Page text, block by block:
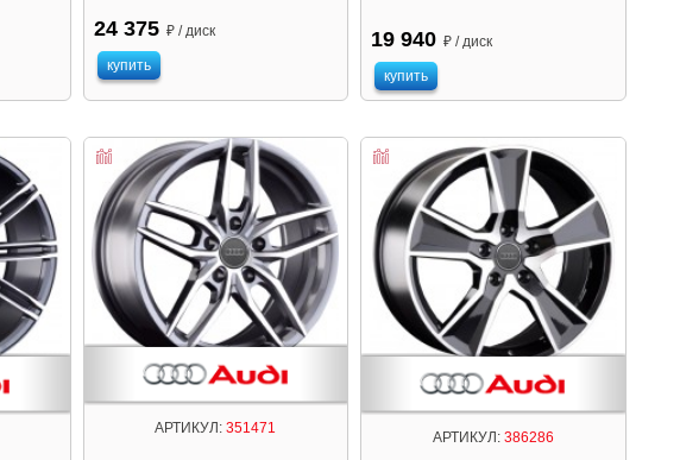
24 375 ₽ / диск
купить
19 940 ₽ / диск
купить
АРТИКУЛ: 351471
АРТИКУЛ: 386286